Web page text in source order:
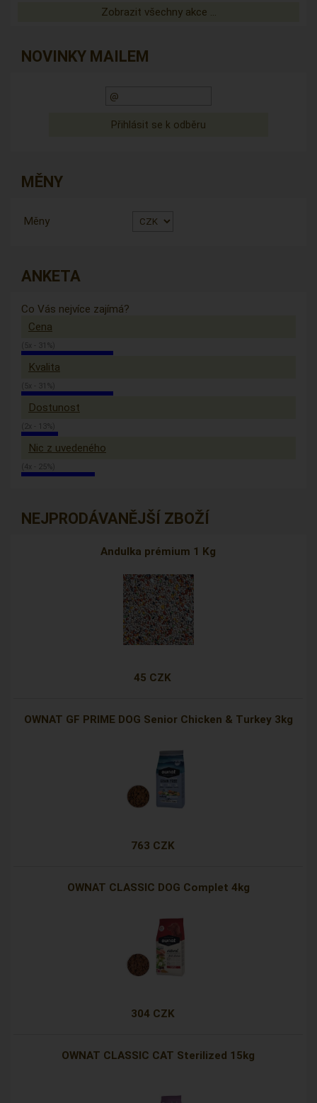
Zobrazit všechny akce ...
NOVINKY MAILEM
MĚNY
Měny
ANKETA
Co Vás nejvíce zajímá?
Cena
(5x - 31%)
Kvalita
(5x - 31%)
Dostunost
(2x - 13%)
Nic z uvedeného
(4x - 25%)
NEJPRODÁVANĚJŠÍ ZBOŽÍ
Andulka prémium 1 Kg
45 CZK
OWNAT GF PRIME DOG Senior Chicken & Turkey 3kg
763 CZK
OWNAT CLASSIC DOG Complet 4kg
304 CZK
OWNAT CLASSIC CAT Sterilized 15kg